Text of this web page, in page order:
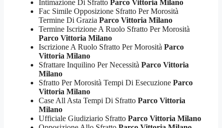
Intimazione Di Sfratto Parco Vittoria Milano
Fac Simile Opposizione Sfratto Per Morosità
Termine Di Grazia Parco Vittoria Milano
Termine Iscrizione A Ruolo Sfratto Per Morosità
Parco Vittoria Milano
Iscrizione A Ruolo Sfratto Per Morosità Parco
Vittoria Milano
Sfrattare Inquilino Per Necessità Parco Vittoria
Milano
Sfratto Per Morosità Tempi Di Esecuzione Parco
Vittoria Milano
Case All Asta Tempi Di Sfratto Parco Vittoria
Milano
Ufficiale Giudiziario Sfratto Parco Vittoria Milano